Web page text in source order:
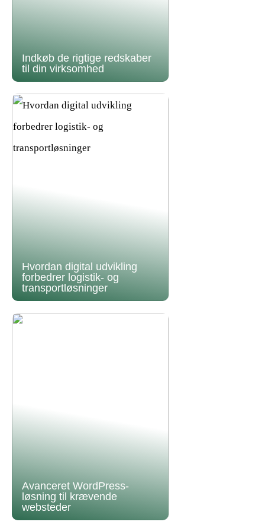
Indkøb de rigtige redskaber
til din virksomhed
Hvordan digital udvikling
forbedrer logistik- og
transportløsninger
Avanceret WordPress-
løsning til krævende
websteder